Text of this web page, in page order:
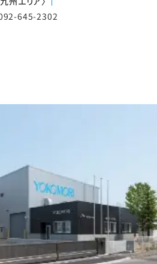
645-2302